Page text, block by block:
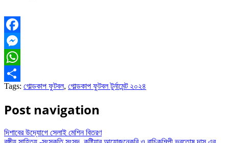
Facebook
Messenger
WhatsApp
Share
Tags: গোল্ডকাপ ফুটবল, গোল্ডকাপ ফুটবল টুর্নামেন্ট ২০২৪
Post navigation
দিশাবের উদ্যোগে সেলাই মেশিন বিতরণ